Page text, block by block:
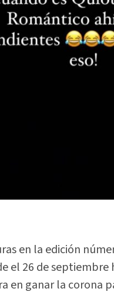
en la edición
el 26 de
en ganar la corona